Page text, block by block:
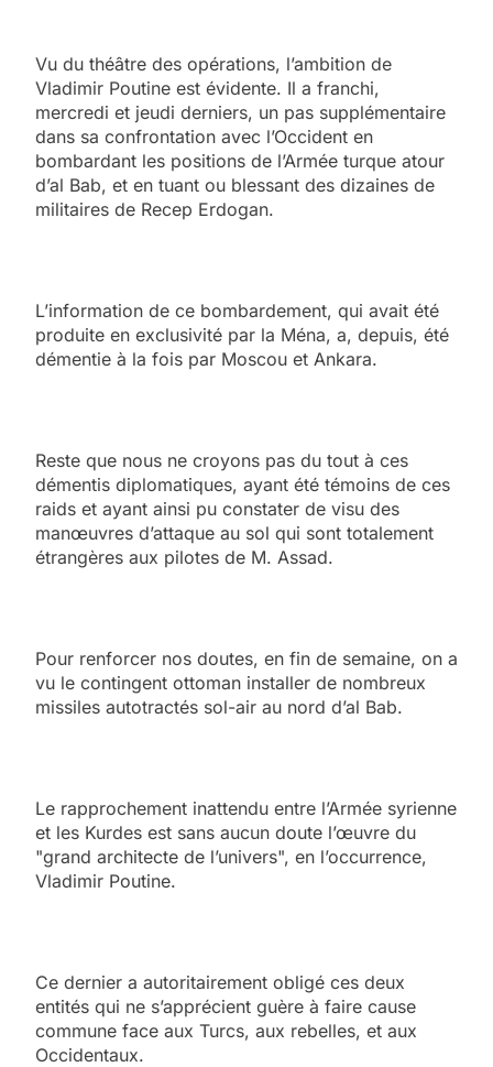
Vu du théâtre des opérations, l’ambition de
Vladimir Poutine est évidente. Il a franchi,
mercredi et jeudi derniers, un pas supplémentaire
dans sa confrontation avec l’Occident en
bombardant les positions de l’Armée turque atour
d’al Bab, et en tuant ou blessant des dizaines de
militaires de Recep Erdogan.
L’information de ce bombardement, qui avait été
produite en exclusivité par la Ména, a, depuis, été
démentie à la fois par Moscou et Ankara.
Reste que nous ne croyons pas du tout à ces
démentis diplomatiques, ayant été témoins de ces
raids et ayant ainsi pu constater de visu des
manœuvres d’attaque au sol qui sont totalement
étrangères aux pilotes de M. Assad.
Pour renforcer nos doutes, en fin de semaine, on a
vu le contingent ottoman installer de nombreux
missiles autotractés sol-air au nord d’al Bab.
Le rapprochement inattendu entre l’Armée syrienne
et les Kurdes est sans aucun doute l’œuvre du
"grand architecte de l’univers", en l’occurrence,
Vladimir Poutine.
Ce dernier a autoritairement obligé ces deux
entités qui ne s’apprécient guère à faire cause
commune face aux Turcs, aux rebelles, et aux
Occidentaux.